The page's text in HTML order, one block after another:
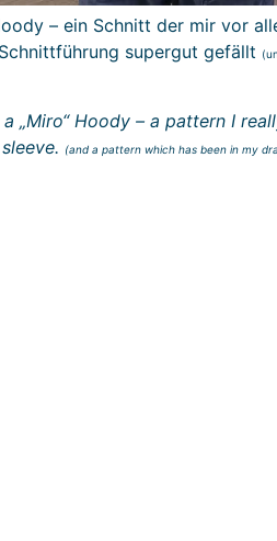
– ein Schnitt der mir vor
supergut gefällt
„Miro“ Hoody – a pattern I
(and a pattern which has been in my